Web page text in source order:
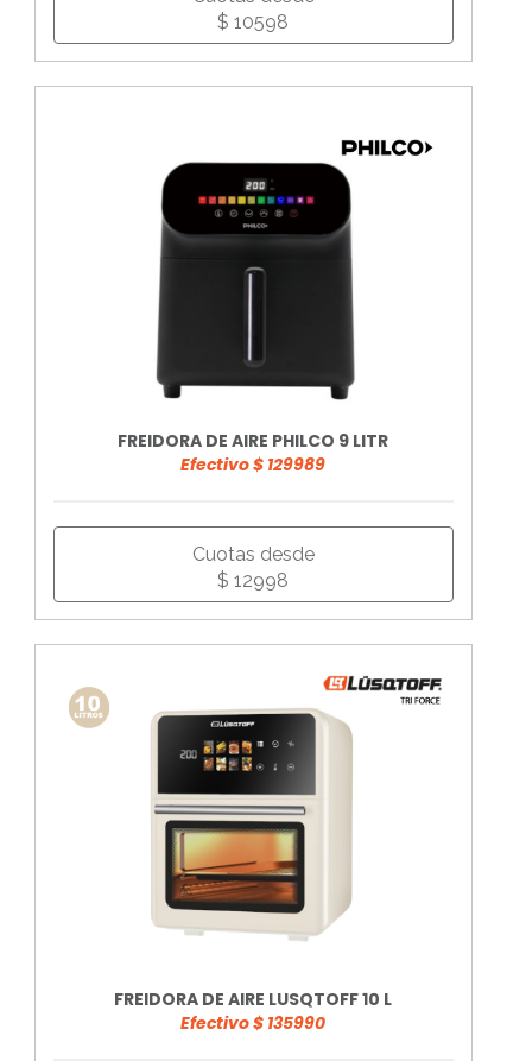
$ 10598
FREIDORA DE AIRE PHILCO 9 LITR
Efectivo $ 129989
Cuotas desde
$ 12998
FREIDORA DE AIRE LUSQTOFF 10 L
Efectivo $ 135990